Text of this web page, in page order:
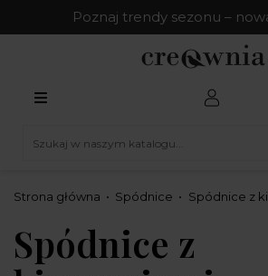
Poznaj trendy sezonu –
Strona główna Spódnice Spódnice z
Spódnice z